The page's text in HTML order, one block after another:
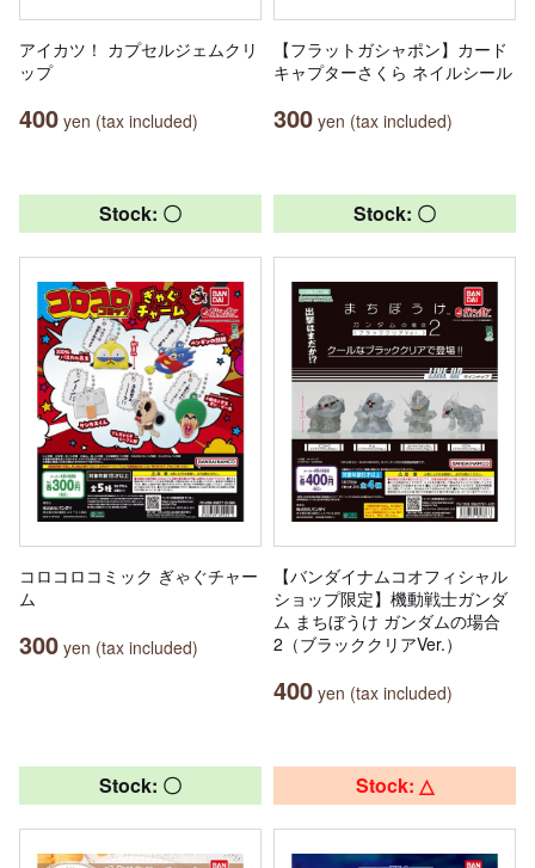
アイカツ！ カプセルジェムクリ
ップ
400 yen (tax included)
【フラットガシャポン】カード
キャプターさくら ネイルシール
300 yen (tax included)
Stock: 〇
コロコロコミック ぎゃぐチャー
ム
300 yen (tax included)
Stock: 〇
【バンダイナムコオフィシャル
ショップ限定】機動戦士ガンダ
ム まちぼうけ ガンダムの場合
2（ブラッククリアVer.）
400 yen (tax included)
Stock: 〇 Stock: △